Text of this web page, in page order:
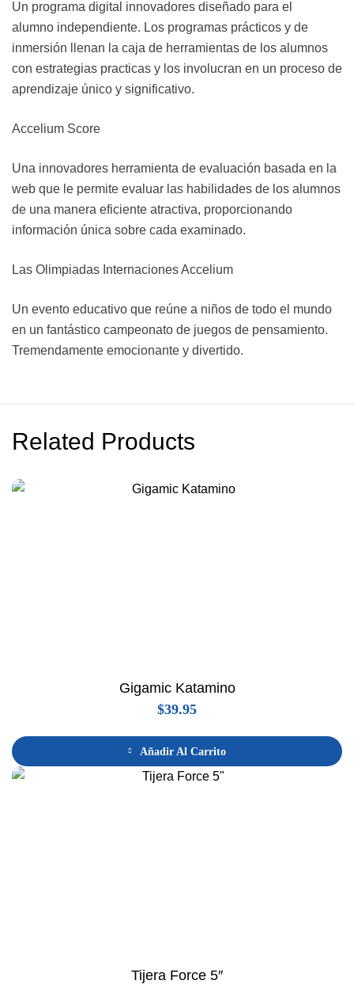
Un programa digital innovadores diseñado para el
alumno independiente. Los programas prácticos y de
inmersión llenan la caja de herramientas de los alumnos
con estrategias practicas y los involucran en un proceso de
aprendizaje único y significativo.
Accelium Score
Una innovadores herramienta de evaluación basada en la
web que le permite evaluar las habilidades de los alumnos
de una manera eficiente atractiva, proporcionando
información única sobre cada examinado.
Las Olimpiadas Internaciones Accelium
Un evento educativo que reúne a niños de todo el mundo
en un fantástico campeonato de juegos de pensamiento.
Tremendamente emocionante y divertido.
Related Products
Gigamic Katamino
$39.95
Añadir Al Carrito
Tijera Force 5″